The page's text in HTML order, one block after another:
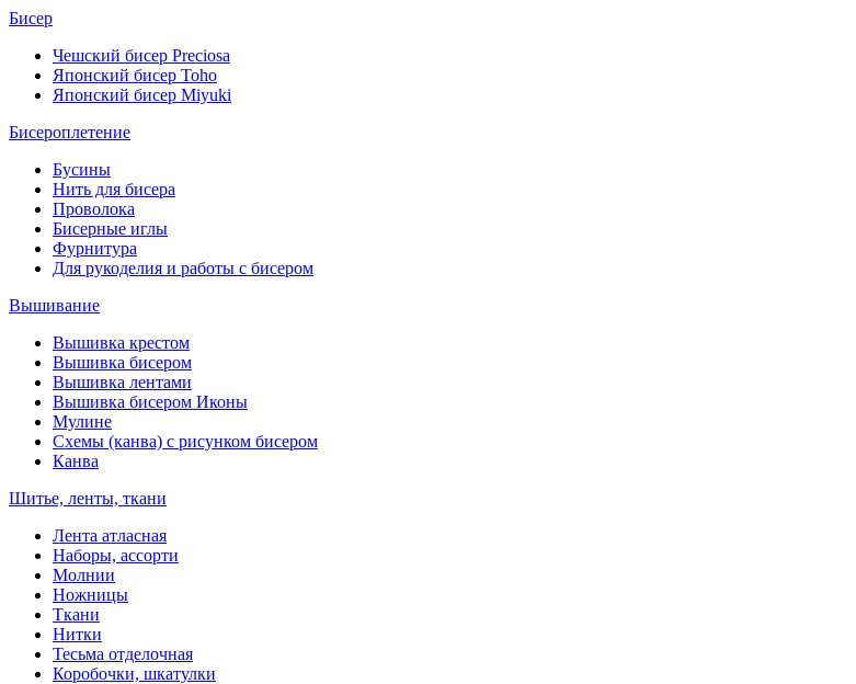
Бисер
Чешский бисер Preciosa
Японский бисер Toho
Японский бисер Miyuki
Бисероплетение
Бусины
Нить для бисера
Проволока
Бисерные иглы
Фурнитура
Для рукоделия и работы с бисером
Вышивание
Вышивка крестом
Вышивка бисером
Вышивка лентами
Вышивка бисером Иконы
Мулине
Схемы (канва) с рисунком бисером
Канва
Шитье, ленты, ткани
Лента атласная
Наборы, ассорти
Молнии
Ножницы
Ткани
Нитки
Тесьма отделочная
Коробочки, шкатулки